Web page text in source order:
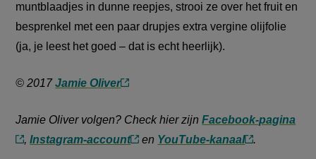
muntblaadjes in dunne reepjes, strooi ze over het fruit en
besprenkel met een paar drupjes extra vergine olijfolie
(ja, je leest het goed – dat is echt heerlijk).
© 2017Jamie Oliver(externe
Jamie Oliver volgen? Check hier zijnFacebook-pagina
(externe
,Instagram-account(externe
en YouTube-kanaal(externe
.